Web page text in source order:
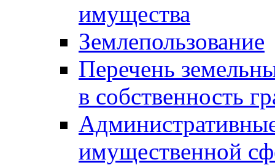
имущества
Землепользование
Перечень
в собственность
имущественной